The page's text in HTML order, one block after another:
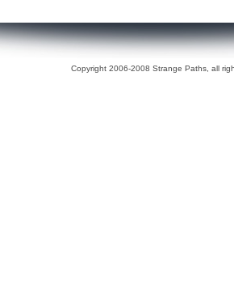
Copyright 2006-2008 Strange Paths, all